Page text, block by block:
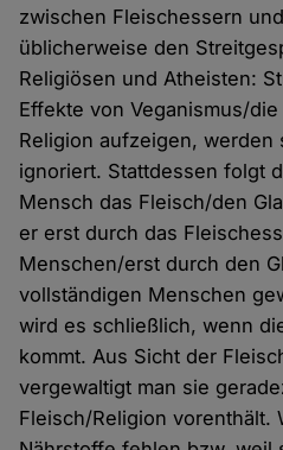
zwischen Fleischessern
üblicherweise den
Religiösen und Atheisten:
Effekte von Veganismus/
Religion aufzeigen,
ignoriert. Stattdessen folgt
Mensch das Fleisch/den
er erst durch das
Menschen/erst durch den
vollständigen Menschen
wird es schließlich, wenn
kommt. Aus Sicht der
vergewaltigt man sie
Fleisch/Religion vorenthält.